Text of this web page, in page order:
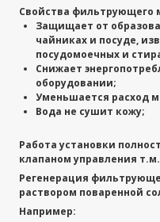
Свойства фильтрующего
Защищает от
чайниках и посуде,
посудомоечных и
Снижает
оборудовании;
Уменьшается расход
Вода не сушит кожу;
Работа установки
клапаном управления
Регенерация
раствором поваренной
Например: